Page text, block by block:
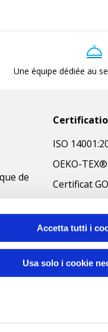
Accetta tutti i
Usa solo i cookie
Une équipe dédiée au
de
ISO
OEKO-TEX®
Certificat
Politique
Sécurité des